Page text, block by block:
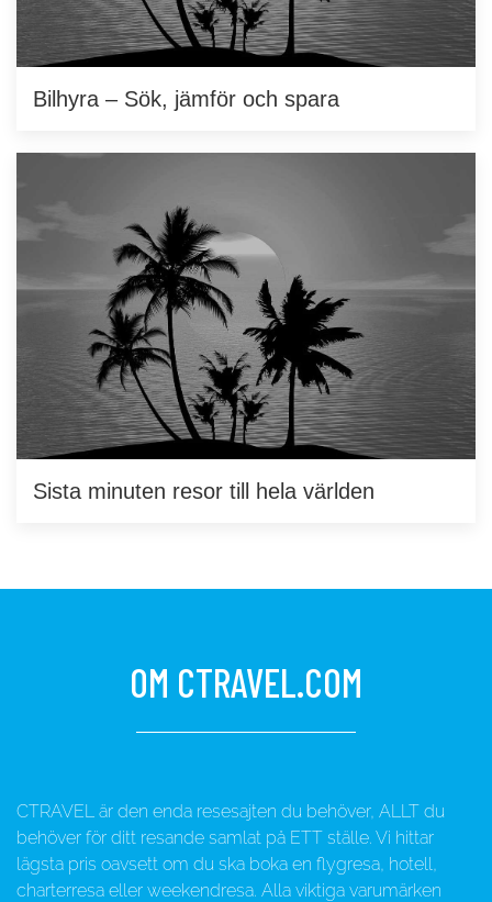
Bilhyra – Sök, jämför och spara
Sista minuten resor till hela världen
OM CTRAVEL.COM
CTRAVEL är den enda resesajten du behöver, ALLT du
behöver för ditt resande samlat på ETT ställe. Vi hittar
lägsta pris oavsett om du ska boka en flygresa, hotell,
charterresa eller weekendresa. Alla viktiga varumärken